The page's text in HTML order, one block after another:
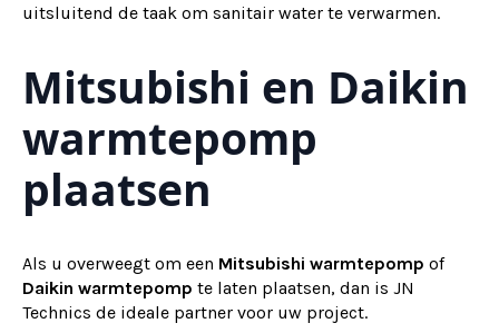
uitsluitend de taak om sanitair water te verwarmen.
Mitsubishi en Daikin
warmtepomp
plaatsen
Als u overweegt om een Mitsubishi warmtepomp of
Daikin warmtepomp te laten plaatsen, dan is JN
Technics de ideale partner voor uw project.